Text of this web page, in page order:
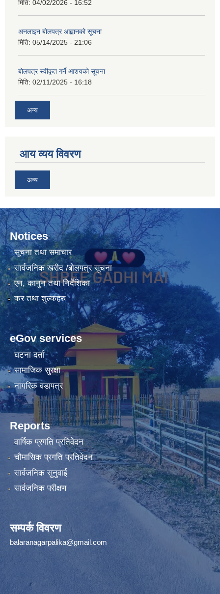
मिति: 04/02/2026 - 16:52
अनलाइन बोलपत्र आह्वानको सूचना
मिति: 05/14/2025 - 21:06
बोलपत्र स्वीकृत गर्ने आशयकाे सूचना
मिति: 02/11/2025 - 16:18
अन्य
आय व्यय विवरण
अन्य
Notices
सूचना तथा समाचार
सार्वजनिक खरीद /बोलपत्र सूचना
एन, कानुन तथा निर्देशिका
कर तथा शुल्कहरु
eGov services
घटना दर्ता
सामाजिक सुरक्षा
नागरिक वडापत्र
Reports
वार्षिक प्रगति प्रतिवेदन
चौमासिक प्रगति प्रतिवेदन
सार्वजनिक सुनुवाई
सार्वजनिक परीक्षण
सम्पर्क विवरण
balaranagarpalika@gmail.com